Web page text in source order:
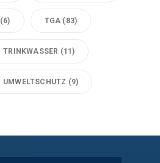
(6) TGA (83)
TRINKWASSER (11)
UMWELTSCHUTZ (9)